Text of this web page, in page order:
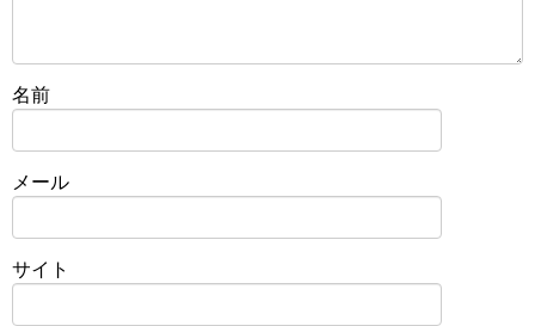
名前
メール
サイト